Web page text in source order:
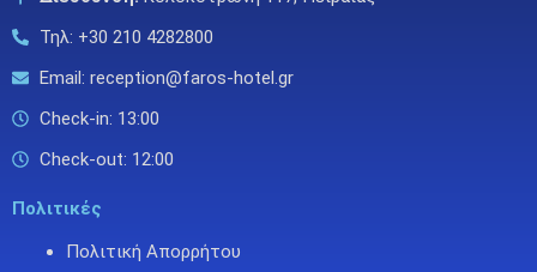
Τηλ: +30 210 4282800
Email: reception@faros-hotel.gr
Check-in: 13:00
Check-out: 12:00
Πολιτικές
Πολιτική Απορρήτου